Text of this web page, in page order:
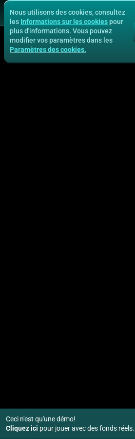
Ceci n'est qu'une démo!
Cliquez ici pour jouer avec des fonds réels.
Nous utilisons des cookies, consultez
les Informations sur les cookies pour
plus d'informations. Vous pouvez
modifier vos paramètres dans les
Paramètres des cookies.